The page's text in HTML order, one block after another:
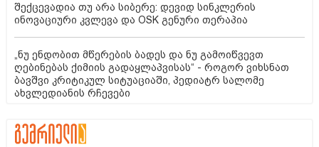
შექცევადია თუ არა სიბერე: დევიდ სინკლერის
ინოვაციური კვლევა და OSK გენური თერაპია
„ნუ ენდობით მწერების ბადეს და ნუ გამოიწვევთ
ღებინებას ქიმიის გადაყლაპვისას“ - როგორ ვიხსნათ
ბავშვი კრიტიკულ სიტუაციაში, პედიატრ სალომე
ახვლედიანის რჩევები